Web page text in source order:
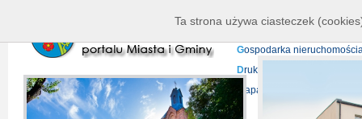
P
rojekty europejskie
Gospodarka
Druki do pobrania
Mapa serwisu
Ta strona używa ciasteczek